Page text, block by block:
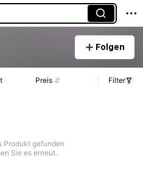
Folgen
Preis Filter
Produkt gefunden
Sie es erneut.